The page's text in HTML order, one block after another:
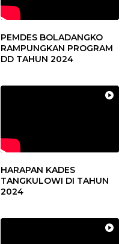
PEMDES BOLADANGKO
RAMPUNGKAN PROGRAM
DD TAHUN 2024
HARAPAN KADES
TANGKULOWI DI TAHUN
2024